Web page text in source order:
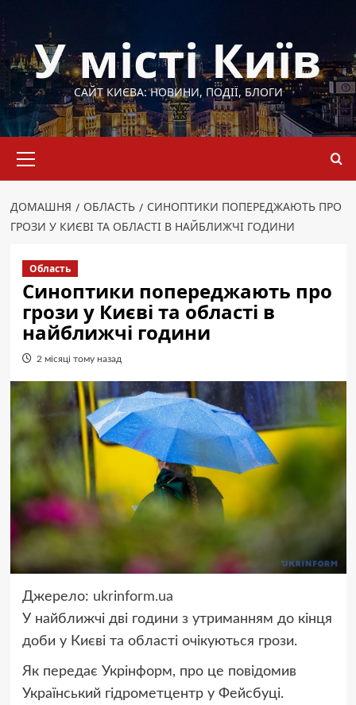
до
вмістуУ місті Київ
САЙТ КИЄВА: НОВИНИ, ПОДІЇ, БЛОГИ
меню
ДОМАШНЯ ОБЛАСТЬ
СИНОПТИКИ ПОПЕРЕДЖАЮТЬ ПРО
ГРОЗИ У КИЄВІ ТА ОБЛАСТІ В НАЙБЛИЖЧІ ГОДИНИ
Область
Синоптики попереджають про
грози у Києві та області в
найближчі години
2 місяці тому назад
Джерело: ukrinform.ua
У найближчі дві години з утриманням до кінця
доби у Києві та області очікуються грози.
Як передає Укрінформ, про це повідомив
Український гідрометцентр у Фейсбуці.